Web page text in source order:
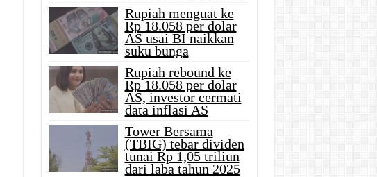
Rupiah menguat ke
Rp 18.058 per dolar
AS usai BI naikkan
suku bunga
Rupiah rebound ke
Rp 18.058 per dolar
AS, investor cermati
data inflasi AS
Tower Bersama
(TBIG) tebar dividen
tunai Rp 1,05 triliun
dari laba tahun 2025